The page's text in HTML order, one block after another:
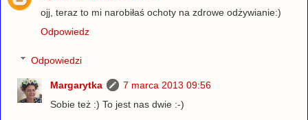
ojj, teraz to mi narobiłaś ochoty na zdrowe odżywianie:)
Odpowiedz
Odpowiedzi
Margarytka
7 marca 2013 09:56
Sobie też :) To jest nas dwie :-)